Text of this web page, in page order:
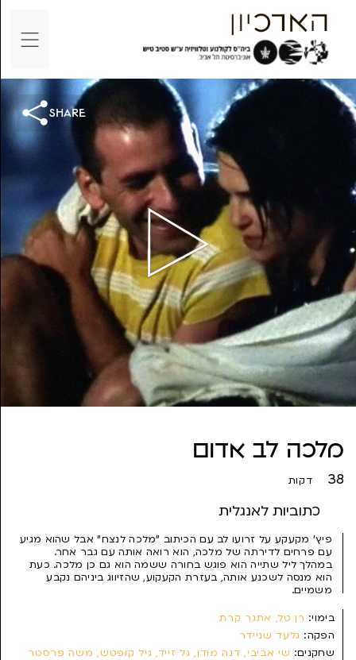
share
מלכה לב אדום
38 דקות
כתוביות לאנגלית
בימוי: רן טל, אתגר קרת
הפקה: גלעד שניידר
שחקנים: שי אביבי, דנה מודן, גל זייד, גיל קופטש, משה פרסטר
פיץ' מקעקע על זרועו לב עם הכיתוב "מלכה לנצח" אבל שהוא מגיע
עם פרחים לדירתה של מלכה, הוא רואה אותה עם גבר אחר.
במהלך ליל שתייה הוא פוגש בחורה ששמה הוא גם כן מלכה. כעת
הוא מנסה לשכנע אותה, בעזרת הקעקוע, שהזיווג ביניהם נקבע
משמיים.